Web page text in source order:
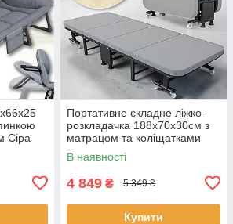
Сіра
Портативне складне ліжко-
розкладачка 188х70х30см з
матрацом та коліщатками
NKD-01
В наявності
4 849 ₴ 5 349 ₴
Купити